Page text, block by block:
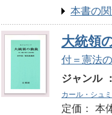
本書の
大統領
付＝憲法
ジャンル
カール・シュ
定価：